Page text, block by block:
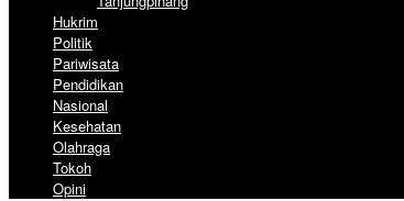
Hukrim
Politik
Pariwisata
Pendidikan
Nasional
Kesehatan
Olahraga
Tokoh
Opini